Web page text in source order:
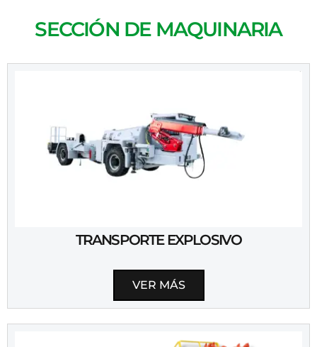
SECCIÓN DE MAQUINARIA
TRANSPORTE EXPLOSIVO
VER MÁS